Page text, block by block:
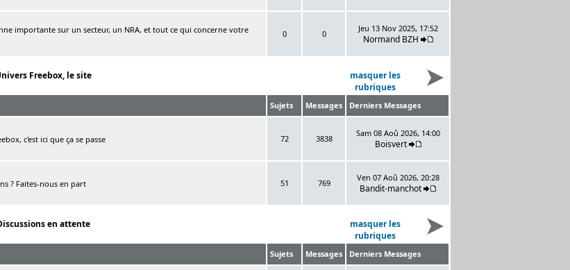
importante sur un secteur, un NRA, et tout ce qui concerne votre
0 0
Jeu 13 Nov 2025, 17:52
Normand BZH
Freebox, le site
masquer les
rubriques
Sujets Messages Derniers Messages
c'est ici que ça se passe 72 3838
Sam 08 Aoû 2026, 14:00
Boisvert
? Faites-nous en part 51 769
Ven 07 Aoû 2026, 20:28
Bandit-manchot
en attente
masquer les
rubriques
Sujets Messages Derniers Messages